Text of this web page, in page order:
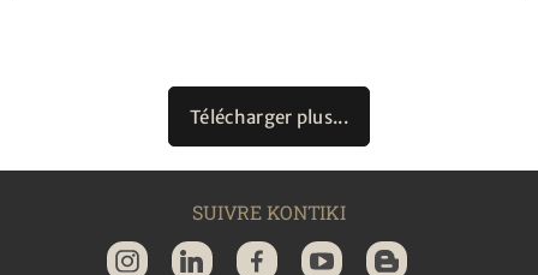
Télécharger plus...
SUIVRE KONTIKI